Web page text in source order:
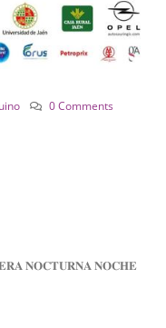
0 Comments
𝐍𝐎𝐂𝐓𝐔𝐑𝐍𝐀 𝐍𝐎𝐂𝐇𝐄